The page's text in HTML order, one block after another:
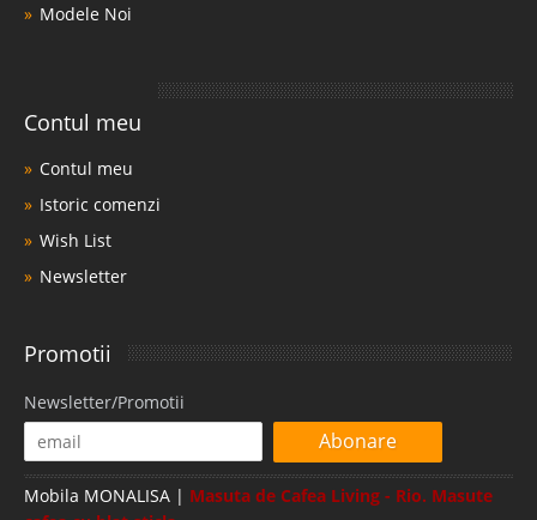
Modele Noi
Contul meu
Contul meu
Istoric comenzi
Wish List
Newsletter
Promotii
Newsletter/Promotii
Abonare
Mobila MONALISA | Masuta de Cafea Living - Rio. Masute